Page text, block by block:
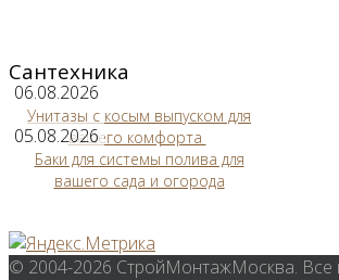
Сантехника
06.08.2026
Унитазы с косым выпуском для
вашего комфорта
05.08.2026
Баки для системы полива для
вашего сада и огорода
© 2004-2026 СтройМонтажМосква. Все